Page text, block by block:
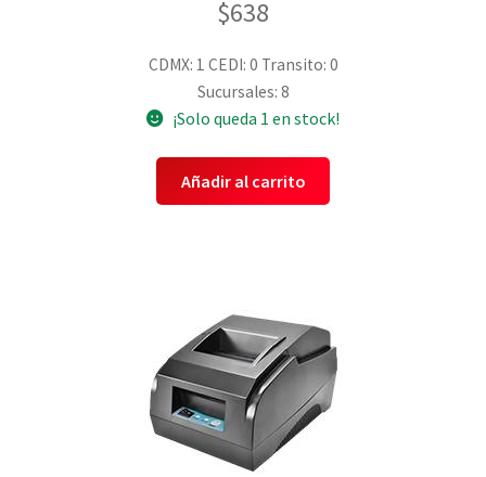
$638
CDMX: 1 CEDI: 0 Transito: 0
Sucursales: 8
¡Solo queda 1 en stock!
Añadir al carrito